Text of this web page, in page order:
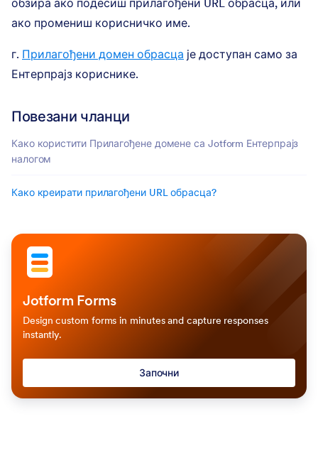
обзира ако подесиш прилагођени URL обрасца, или
ако промениш корисничко име.
г. Прилагођени домен обрасца је доступан само за
Ентерпрајз кориснике.
Повезани чланци
Како користити Прилагођене домене са Jotform Ентерпрајз
налогом
Како креирати прилагођени URL обрасца?
Jotform Forms
Design custom forms in minutes and capture responses
instantly.
Започни